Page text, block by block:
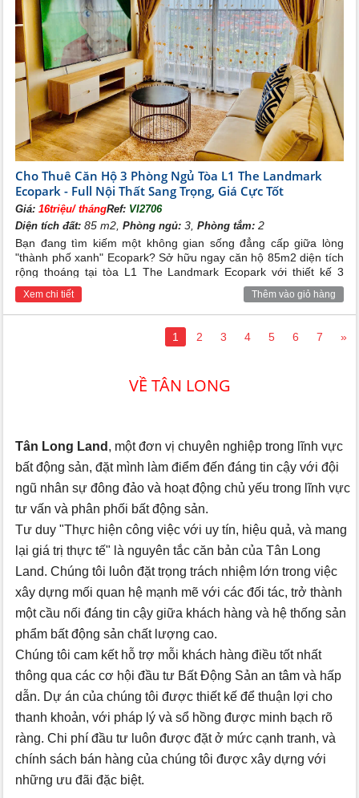
Cho Thuê Căn Hộ 3 Phòng Ngủ Tòa L1 The Landmark
Ecopark - Full Nội Thất Sang Trọng, Giá Cực Tốt
Giá:16triệu/ thángRef: VI2706
Diện tích đất: 85 m2,Phòng ngủ: 3,Phòng tắm: 2
Bạn đang tìm kiếm một không gian sống đẳng cấp giữa lòng
"thành phố xanh" Ecopark? Sở hữu ngay căn hộ 85m2 diện tích
rộng thoáng tại tòa L1 The Landmark Ecopark với thiết kế 3
phòng ngủ hiện đại, full nội thất sang trọng và mức giá cho thuê
vô cùng hấp dẫn.
Xem chi tiết Thêm vào giỏ hàng
1 2 3 4 5 6 7 »
VỀ TÂN LONG
Tân Long Land , một đơn vị chuyên nghiệp trong lĩnh vực
bất động sản, đặt mình làm điểm đến đáng tin cậy với đội
ngũ nhân sự đông đảo và hoạt động chủ yếu trong lĩnh vực
tư vấn và phân phối bất động sản.
Tư duy "Thực hiện công việc với uy tín, hiệu quả, và mang
lại giá trị thực tế" là nguyên tắc căn bản của Tân Long
Land. Chúng tôi luôn đặt trọng trách nhiệm lớn trong việc
xây dựng mối quan hệ mạnh mẽ với các đối tác, trở thành
một cầu nối đáng tin cậy giữa khách hàng và hệ thống sản
phẩm bất động sản chất lượng cao.
Chúng tôi cam kết hỗ trợ mỗi khách hàng điều tốt nhất
thông qua các cơ hội đầu tư Bất Động Sản an tâm và hấp
dẫn. Dự án của chúng tôi được thiết kế để thuận lợi cho
thanh khoản, với pháp lý và sổ hồng được minh bạch rõ
ràng. Chi phí đầu tư luôn được đặt ở mức cạnh tranh, và
chính sách bán hàng của chúng tôi được xây dựng với
những ưu đãi đặc biệt.